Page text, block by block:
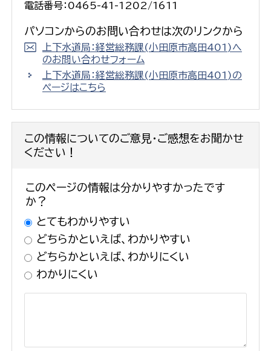
電話番号：0465-41-1202/1611
パソコンからのお問い合わせは次のリンクから
上下水道局：経営総務課(小田原市高田401)へ
のお問い合わせフォーム
上下水道局：経営総務課(小田原市高田401)の
ページはこちら
この情報についてのご意見・ご感想をお聞かせ
ください！
このページの情報は分かりやすかったです
か？
とてもわかりやすい
どちらかといえば、わかりやすい
どちらかといえば、わかりにくい
わかりにくい